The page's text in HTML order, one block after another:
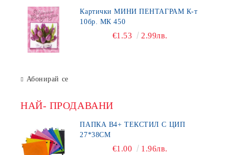
Картички МИНИ ПЕНТАГРАМ К-т
10бр. МК 450
€1.53 2.99лв.
Абонирай се
НАЙ- ПРОДАВАНИ
ПАПКА В4+ ТЕКСТИЛ С ЦИП
27*38СМ
€1.00 1.96лв.